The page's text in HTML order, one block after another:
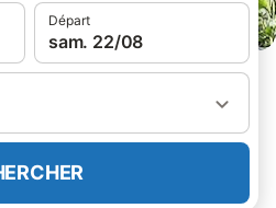
Départ
sam. 22/08